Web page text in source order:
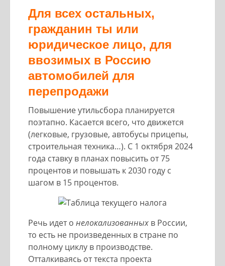
Для всех остальных,
гражданин ты или
юридическое лицо, для
ввозимых в Россию
автомобилей для
перепродажи
Повышение утильсбора планируется
поэтапно. Касается всего, что движется
(легковые, грузовые, автобусы прицепы,
строительная техника…). С 1 октября 2024
года ставку в планах повысить от 75
процентов и повышать к 2030 году с
шагом в 15 процентов.
Речь идет о нелокализованных в России,
то есть не произведенных в стране по
полному циклу в производстве.
Отталкиваясь от текста проекта